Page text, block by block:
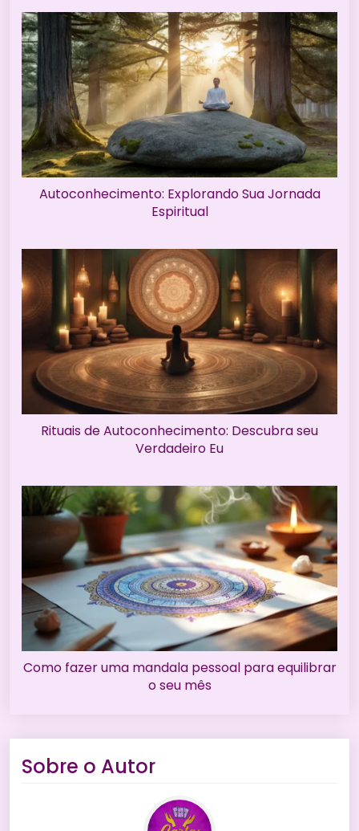
Autoconhecimento: Explorando Sua Jornada
Espiritual
Rituais de Autoconhecimento: Descubra seu
Verdadeiro Eu
Como fazer uma mandala pessoal para equilibrar
o seu mês
Sobre o Autor